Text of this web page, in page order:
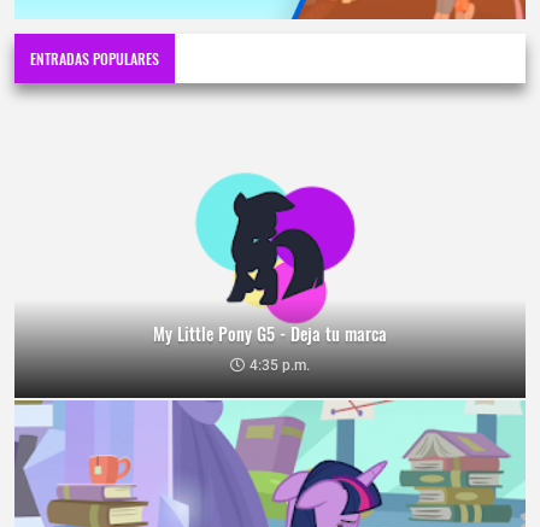
ENTRADAS POPULARES
My Little Pony G5 - Deja tu marca
4:35 p.m.